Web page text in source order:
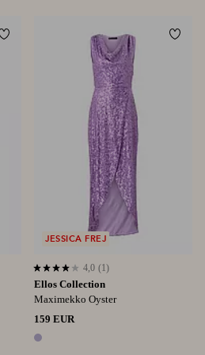
Lisää suosikkeihin
Ellos Collection
Maximekko Oyster
159 EUR
1 väri
4,0 perustuen 1 arvosanaan
4,0 (1)
JESSICA FREJ